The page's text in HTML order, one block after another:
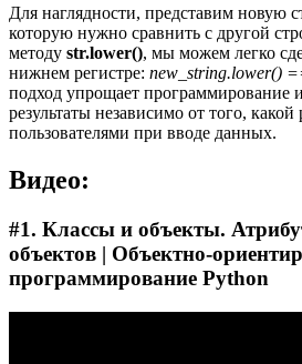
Для наглядности, представим новую
которую нужно сравнить с другой
методу str.lower(), мы можем легко
нижнем регистре: new_string.lower()
подход упрощает программирование
результаты независимо от того,
пользователями при вводе данных.
Видео:
#1. Классы и объекты.
объектов | Объектно-
программирование Python